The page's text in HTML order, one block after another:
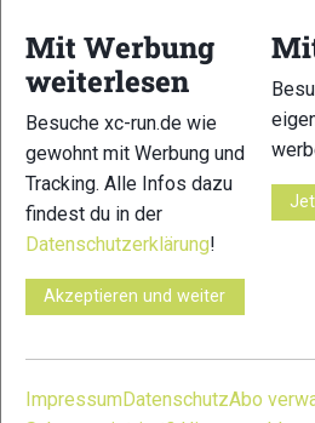
43
Mit Werbung
weiterlesen
Besuche xc-run.de wie
gewohnt mit Werbung und
Tracking. Alle Infos dazu
findest du in der
Datenschutzerklärung!
Akzeptieren und weiter
Impressum DatenschutzAbo